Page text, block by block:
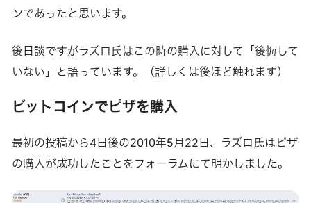
ンであったと思います。
後日談ですがラズロ氏はこの時の購入に対して「後悔して
いない」と語っています。（詳しくは後ほど触れます）
ビットコインでピザを購入
最初の投稿から4日後の2010年5月22日、ラズロ氏はピザ
の購入が成功したことをフォーラムにて明かしました。